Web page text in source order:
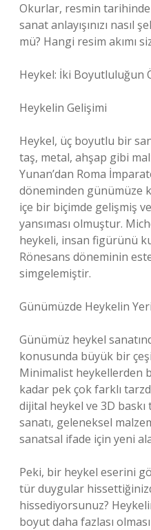
Okurlar, resmin
sanat anlayışınızı nasıl
mü? Hangi resim akımı
Heykel: İki Boyutluluğun
Heykelin Gelişimi
Heykel, üç boyutlu bir
taş, metal, ahşap gibi
Yunan’dan Roma
döneminden günümüze
içe bir biçimde gelişmiş
yansıması olmuştur.
heykeli, insan figürünü
Rönesans döneminin
simgelemiştir.
Günümüzde Heykelin Yeri
Günümüz heykel
konusunda büyük bir
Minimalist heykellerden
kadar pek çok farklı
dijital heykel ve 3D
sanatı, geleneksel
sanatsal ifade için yeni
Peki, bir heykel eserini
tür duygular
hissediyorsunuz?
boyut daha fazlası